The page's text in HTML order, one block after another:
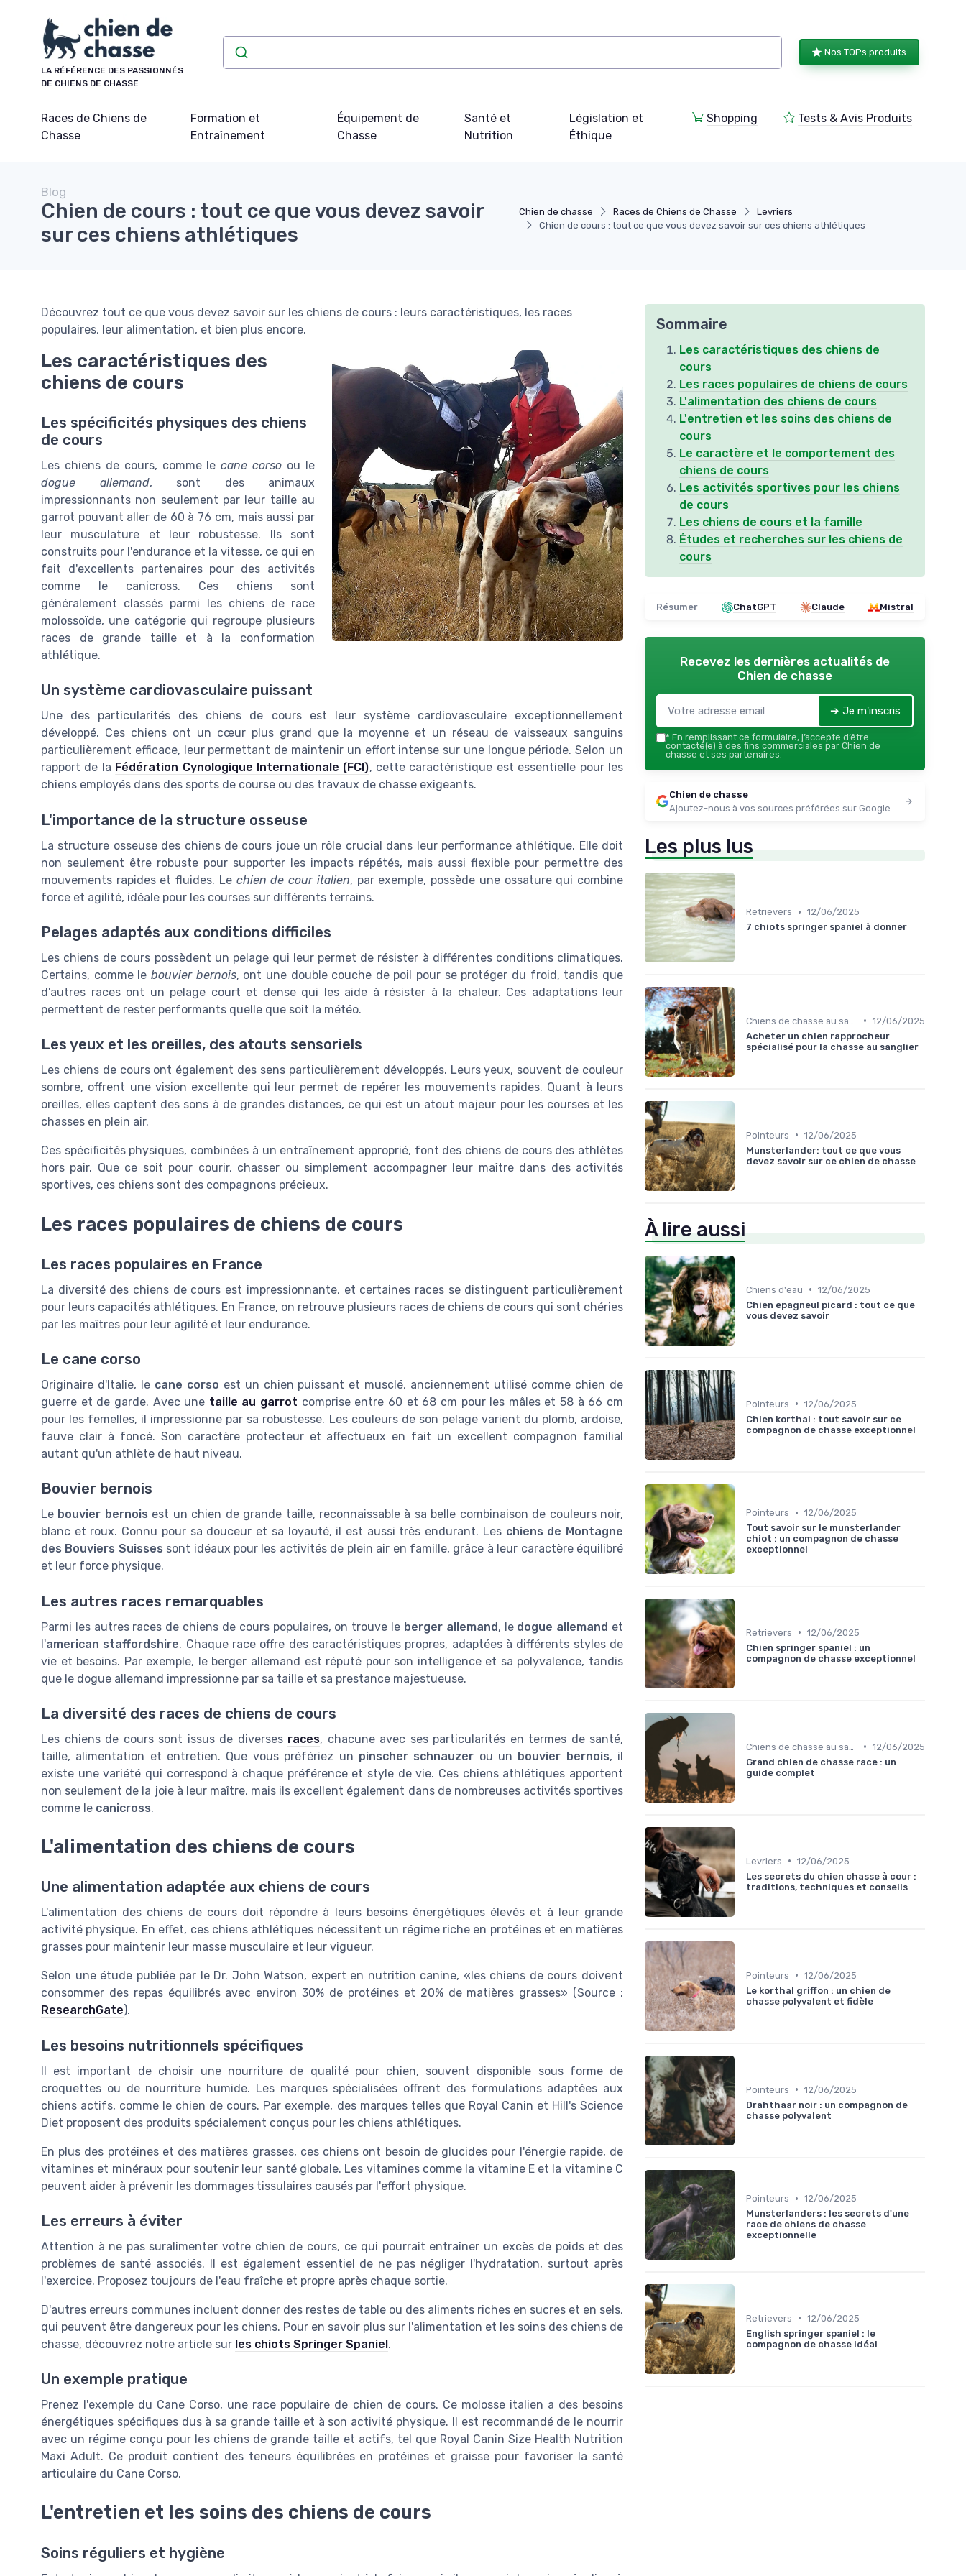
LA RÉFÉRENCE DES PASSIONNÉS
DE CHIENS DE CHASSE
Nos TOPs produits
Races de Chiens de
Chasse
Formation et
Entraînement
Équipement de
Chasse
Santé et
Nutrition
Législation et
Éthique
Shopping Tests & Avis Produits
Chien de chasse Races de Chiens de Chasse
Levriers
Chien de cours : tout ce que vous devez savoir sur ces chiens athlétiques
Blog
Chien de cours : tout ce que vous devez savoir
sur ces chiens athlétiques
Découvrez tout ce que vous devez savoir sur les chiens de cours : leurs caractéristiques, les races
populaires, leur alimentation, et bien plus encore.
Les caractéristiques des
chiens de cours
Les spécificités physiques des chiens
de cours
Les chiens de cours, comme lecane corso ou le
dogue allemand, sont des animaux
impressionnants non seulement par leur taille au
garrot pouvant aller de 60 à 76 cm, mais aussi par
leur musculature et leur robustesse. Ils sont
construits pour l'endurance et la vitesse, ce qui en
fait d'excellents partenaires pour des activités
comme le canicross. Ces chiens sont
généralement classés parmi les chiens de race
molossoïde, une catégorie qui regroupe plusieurs
races de grande taille et à la conformation
athlétique.
Un système cardiovasculaire puissant
Une des particularités des chiens de cours est leur système cardiovasculaire exceptionnellement
développé. Ces chiens ont un cœur plus grand que la moyenne et un réseau de vaisseaux sanguins
particulièrement efficace, leur permettant de maintenir un effort intense sur une longue période. Selon un
rapport de la Fédération Cynologique Internationale (FCI), cette caractéristique est essentielle pour les
chiens employés dans des sports de course ou des travaux de chasse exigeants.
L'importance de la structure osseuse
La structure osseuse des chiens de cours joue un rôle crucial dans leur performance athlétique. Elle doit
non seulement être robuste pour supporter les impacts répétés, mais aussi flexible pour permettre des
mouvements rapides et fluides. Le chien de cour italien, par exemple, possède une ossature qui combine
force et agilité, idéale pour les courses sur différents terrains.
Pelages adaptés aux conditions difficiles
Les chiens de cours possèdent un pelage qui leur permet de résister à différentes conditions climatiques.
Certains, comme le bouvier bernois, ont une double couche de poil pour se protéger du froid, tandis que
d'autres races ont un pelage court et dense qui les aide à résister à la chaleur. Ces adaptations leur
permettent de rester performants quelle que soit la météo.
Les yeux et les oreilles, des atouts sensoriels
Les chiens de cours ont également des sens particulièrement développés. Leurs yeux, souvent de couleur
sombre, offrent une vision excellente qui leur permet de repérer les mouvements rapides. Quant à leurs
oreilles, elles captent des sons à de grandes distances, ce qui est un atout majeur pour les courses et les
chasses en plein air.
Ces spécificités physiques, combinées à un entraînement approprié, font des chiens de cours des athlètes
hors pair. Que ce soit pour courir, chasser ou simplement accompagner leur maître dans des activités
sportives, ces chiens sont des compagnons précieux.
Les races populaires de chiens de cours
Les races populaires en France
La diversité des chiens de cours est impressionnante, et certaines races se distinguent particulièrement
pour leurs capacités athlétiques. En France, on retrouve plusieurs races de chiens de cours qui sont chéries
par les maîtres pour leur agilité et leur endurance.
Le cane corso
Originaire d'Italie, le cane corso est un chien puissant et musclé, anciennement utilisé comme chien de
guerre et de garde. Avec une taille au garrot comprise entre 60 et 68 cm pour les mâles et 58 à 66 cm
pour les femelles, il impressionne par sa robustesse. Les couleurs de son pelage varient du plomb, ardoise,
fauve clair à foncé. Son caractère protecteur et affectueux en fait un excellent compagnon familial
autant qu'un athlète de haut niveau.
Bouvier bernois
Le bouvier bernois est un chien de grande taille, reconnaissable à sa belle combinaison de couleurs noir,
blanc et roux. Connu pour sa douceur et sa loyauté, il est aussi très endurant. Les chiens de Montagne
des Bouviers Suisses sont idéaux pour les activités de plein air en famille, grâce à leur caractère équilibré
et leur force physique.
Les autres races remarquables
Parmi les autres races de chiens de cours populaires, on trouve le berger allemand, le dogue allemand et
l'american staffordshire. Chaque race offre des caractéristiques propres, adaptées à différents styles de
vie et besoins. Par exemple, le berger allemand est réputé pour son intelligence et sa polyvalence, tandis
que le dogue allemand impressionne par sa taille et sa prestance majestueuse.
La diversité des races de chiens de cours
Les chiens de cours sont issus de diverses races, chacune avec ses particularités en termes de santé,
taille, alimentation et entretien. Que vous préfériez un pinscher schnauzer ou un bouvier bernois, il
existe une variété qui correspond à chaque préférence et style de vie. Ces chiens athlétiques apportent
non seulement de la joie à leur maître, mais ils excellent également dans de nombreuses activités sportives
comme le canicross.
L'alimentation des chiens de cours
Une alimentation adaptée aux chiens de cours
L'alimentation des chiens de cours doit répondre à leurs besoins énergétiques élevés et à leur grande
activité physique. En effet, ces chiens athlétiques nécessitent un régime riche en protéines et en matières
grasses pour maintenir leur masse musculaire et leur vigueur.
Selon une étude publiée par le Dr. John Watson, expert en nutrition canine, «les chiens de cours doivent
consommer des repas équilibrés avec environ 30% de protéines et 20% de matières grasses» (Source :
ResearchGate).
Les besoins nutritionnels spécifiques
Il est important de choisir une nourriture de qualité pour chien, souvent disponible sous forme de
croquettes ou de nourriture humide. Les marques spécialisées offrent des formulations adaptées aux
chiens actifs, comme le chien de cours. Par exemple, des marques telles que Royal Canin et Hill's Science
Diet proposent des produits spécialement conçus pour les chiens athlétiques.
En plus des protéines et des matières grasses, ces chiens ont besoin de glucides pour l'énergie rapide, de
vitamines et minéraux pour soutenir leur santé globale. Les vitamines comme la vitamine E et la vitamine C
peuvent aider à prévenir les dommages tissulaires causés par l'effort physique.
Les erreurs à éviter
Attention à ne pas suralimenter votre chien de cours, ce qui pourrait entraîner un excès de poids et des
problèmes de santé associés. Il est également essentiel de ne pas négliger l'hydratation, surtout après
l'exercice. Proposez toujours de l'eau fraîche et propre après chaque sortie.
D'autres erreurs communes incluent donner des restes de table ou des aliments riches en sucres et en sels,
qui peuvent être dangereux pour les chiens. Pour en savoir plus sur l'alimentation et les soins des chiens de
chasse, découvrez notre article sur les chiots Springer Spaniel.
Un exemple pratique
Prenez l'exemple du Cane Corso, une race populaire de chien de cours. Ce molosse italien a des besoins
énergétiques spécifiques dus à sa grande taille et à son activité physique. Il est recommandé de le nourrir
avec un régime conçu pour les chiens de grande taille et actifs, tel que Royal Canin Size Health Nutrition
Maxi Adult. Ce produit contient des teneurs équilibrées en protéines et graisse pour favoriser la santé
articulaire du Cane Corso.
L'entretien et les soins des chiens de cours
Soins réguliers et hygiène
Sommaire
Les caractéristiques des chiens de
cours
Les races populaires de chiens de cours
L'alimentation des chiens de cours
L'entretien et les soins des chiens de
cours
Le caractère et le comportement des
chiens de cours
Les activités sportives pour les chiens
de cours
Les chiens de cours et la famille
Études et recherches sur les chiens de
cours
Résumer ChatGPT Claude Mistral
Recevez les dernières actualités de
Chien de chasse
➔ Je m'inscris
* En remplissant ce formulaire, j’accepte d’être
contacté(e) à des fins commerciales par Chien de
chasse et ses partenaires.
Chien de chasse
Ajoutez-nous à vos sources préférées sur Google
Les plus lus
Retrievers • 12/06/2025
7 chiots springer spaniel à donner
• 12/06/2025
Acheter un chien rapprocheur
spécialisé pour la chasse au sanglier
Pointeurs • 12/06/2025
Munsterlander: tout ce que vous
devez savoir sur ce chien de chasse
À lire aussi
Chiens d'eau • 12/06/2025
Chien epagneul picard : tout ce que
vous devez savoir
Pointeurs • 12/06/2025
Chien korthal : tout savoir sur ce
compagnon de chasse exceptionnel
Pointeurs • 12/06/2025
Tout savoir sur le munsterlander
chiot : un compagnon de chasse
exceptionnel
Retrievers • 12/06/2025
Chien springer spaniel : un
compagnon de chasse exceptionnel
• 12/06/2025
Grand chien de chasse race : un
guide complet
Levriers • 12/06/2025
Les secrets du chien chasse à cour :
traditions, techniques et conseils
Pointeurs • 12/06/2025
Le korthal griffon : un chien de
chasse polyvalent et fidèle
Pointeurs • 12/06/2025
Drahthaar noir : un compagnon de
chasse polyvalent
Pointeurs • 12/06/2025
Munsterlanders : les secrets d'une
race de chiens de chasse
exceptionnelle
Retrievers • 12/06/2025
English springer spaniel : le
compagnon de chasse idéal